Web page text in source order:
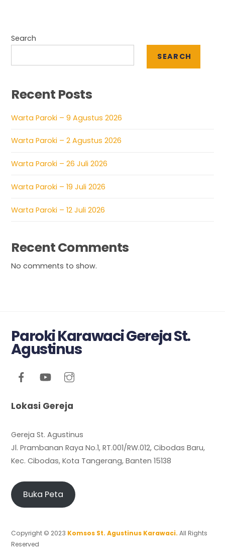
Search
SEARCH
Recent Posts
Warta Paroki – 9 Agustus 2026
Warta Paroki – 2 Agustus 2026
Warta Paroki – 26 Juli 2026
Warta Paroki – 19 Juli 2026
Warta Paroki – 12 Juli 2026
Recent Comments
No comments to show.
Paroki Karawaci Gereja St.
Agustinus
Lokasi Gereja
Gereja St. Agustinus
Jl. Prambanan Raya No.1, RT.001/RW.012, Cibodas Baru,
Kec. Cibodas, Kota Tangerang, Banten 15138
Buka Peta
Copyright © 2023 Komsos St. Agustinus Karawaci. All Rights
Reserved